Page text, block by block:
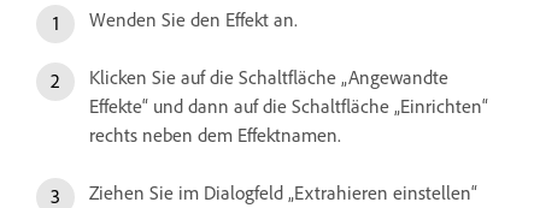
Wenden Sie den Effekt an.
Klicken Sie auf die Schaltfläche „Angewandte
Effekte“ und dann auf die Schaltfläche „Einrichten“
rechts neben dem Effektnamen.
Ziehen Sie im Dialogfeld „Extrahieren einstellen“